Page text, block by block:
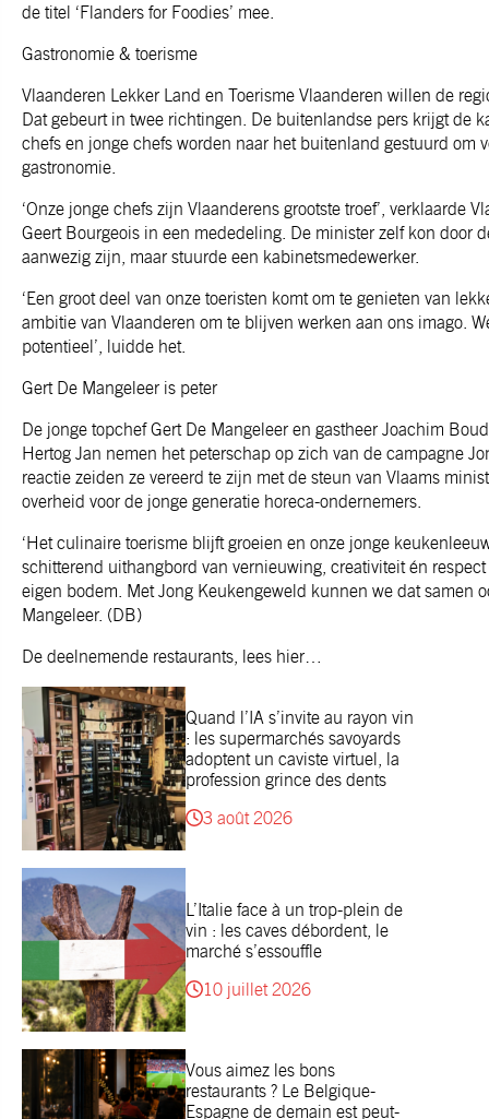
de titel ‘Flanders for Foodies’ mee.
Gastronomie & toerisme
Vlaanderen Lekker Land en Toerisme Vlaanderen willen de
Dat gebeurt in twee richtingen. De buitenlandse pers krijgt de
chefs en jonge chefs worden naar het buitenland gestuurd om
gastronomie.
‘Onze jonge chefs zijn Vlaanderens grootste troef’, verklaarde
Geert Bourgeois in een mededeling. De minister zelf kon door
aanwezig zijn, maar stuurde een kabinetsmedewerker.
‘Een groot deel van onze toeristen komt om te genieten van
ambitie van Vlaanderen om te blijven werken aan ons imago.
potentieel’, luidde het.
Gert De Mangeleer is peter
De jonge topchef Gert De Mangeleer en gastheer Joachim
Hertog Jan nemen het peterschap op zich van de campagne
reactie zeiden ze vereerd te zijn met de steun van Vlaams
overheid voor de jonge generatie horeca-ondernemers.
‘Het culinaire toerisme blijft groeien en onze jonge
schitterend uithangbord van vernieuwing, creativiteit én
eigen bodem. Met Jong Keukengeweld kunnen we dat samen
Mangeleer. (DB)
De deelnemende restaurants, lees hier
Quand l’IA s’invite au rayon vin
: les supermarchés savoyards
adoptent un caviste virtuel, la
profession grince des dents
3 août 2026
L’Italie face à un trop-plein de
vin : les caves débordent, le
marché s’essouffle
10 juillet 2026
Vous aimez les bons
restaurants ? Le Belgique-
Espagne de demain est peut-